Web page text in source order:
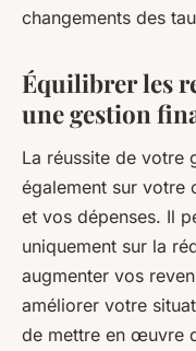
changements des
Équilibrer les
une gestion
La réussite de votre
également sur votre
et vos dépenses. Il
uniquement sur la
augmenter vos
améliorer votre
de mettre en œuvre